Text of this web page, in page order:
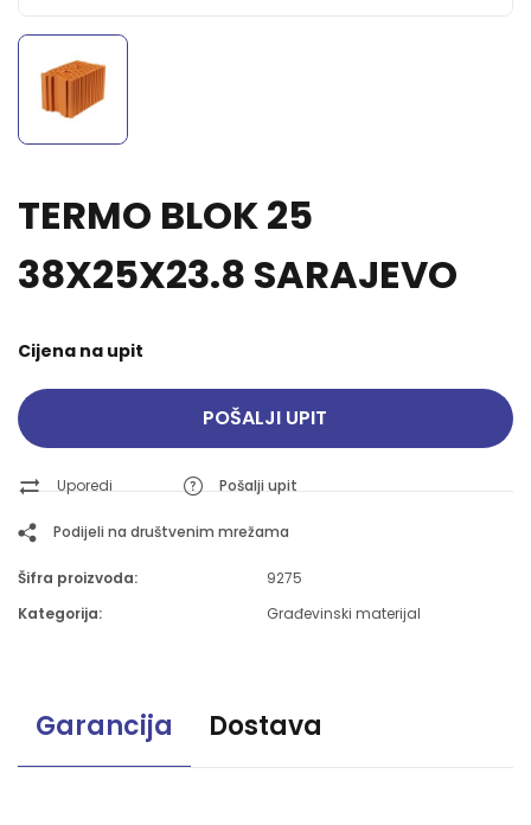
TERMO BLOK 25
38X25X23.8 SARAJEVO
Cijena na upit
POŠALJI UPIT
Uporedi Pošalji upit
Podijeli na društvenim mrežama
Šifra proizvoda:
9275
Kategorija:
Građevinski materijal
Garancija Dostava